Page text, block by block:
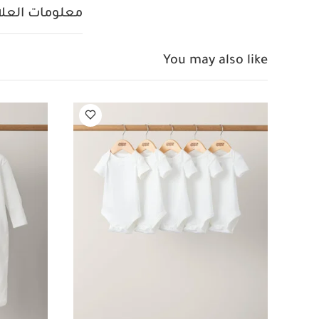
منخفضة
لا معلومات
You may also like